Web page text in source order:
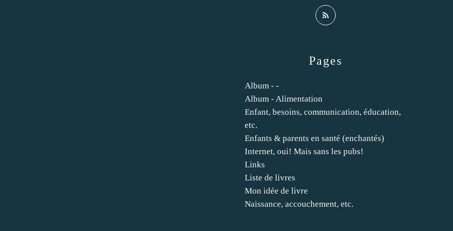
Pages
Album - -
Album - Alimentation
Enfant, besoins, communication, éducation,
etc.
Enfants & parents en santé (enchantés)
Internet, oui! Mais sans les pubs!
Links
Liste de livres
Mon idée de livre
Naissance, accouchement, etc.